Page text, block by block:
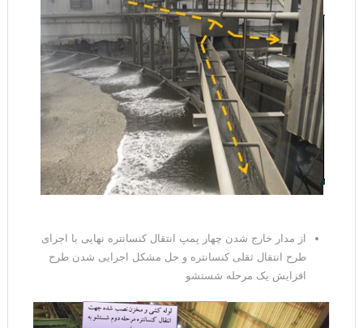
از مدار خارج شدن چهار پمپ انتقال کنسانتره نهایی با اجرای
طرح انتقال ثقلی کنسانتره و حل مشکل اجرایی شدن طرح
افزایش یک مرحله شستشو